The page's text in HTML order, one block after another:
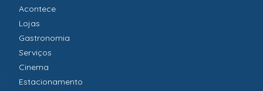
Acontece
Lojas
Gastronomia
Serviços
Cinema
Estacionamento